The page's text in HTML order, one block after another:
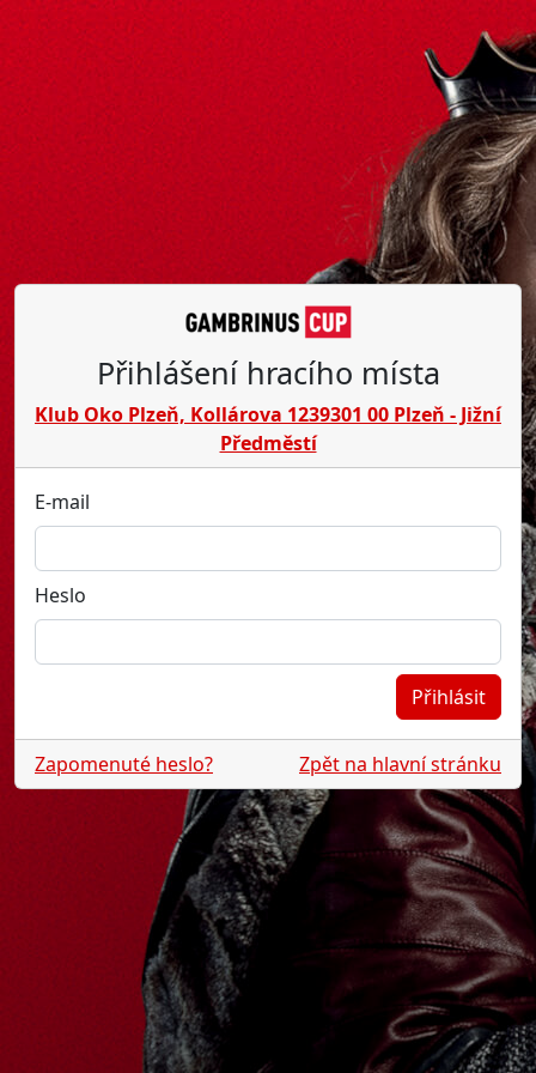
Přihlášení hracího místa
Klub Oko Plzeň, Kollárova 1239301 00 Plzeň - Jižní
Předměstí
E-mail
Heslo
Zapomenuté heslo? Zpět na hlavní stránku